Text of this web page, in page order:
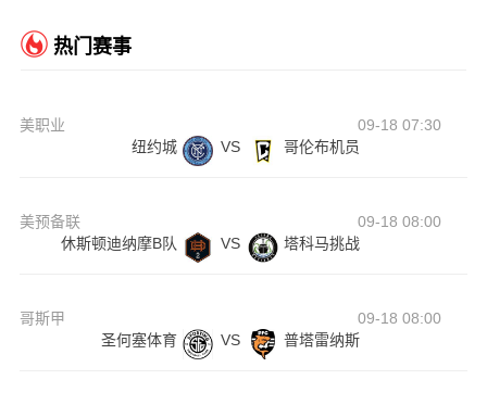
热门赛事
美职业
09-18 07:30
纽约城
VS 哥伦布机员
美预备联
09-18 08:00
休斯顿迪纳摩B队
VS 塔科马挑战
哥斯甲
09-18 08:00
圣何塞体育
VS 普塔雷纳斯